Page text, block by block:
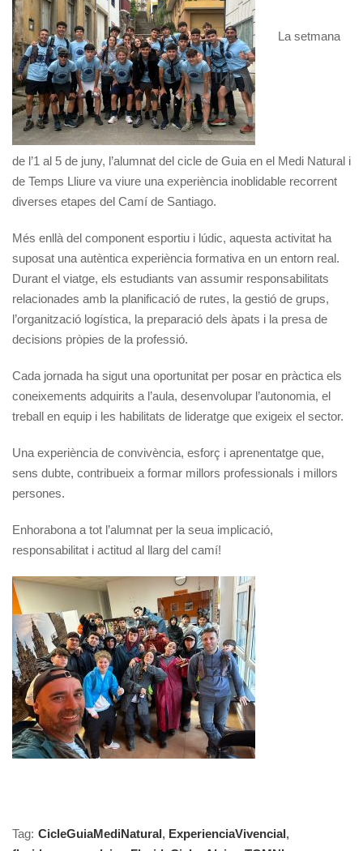
La setmana
de l’1 al 5 de juny, l’alumnat del cicle de Guia en el Medi Natural i
de Temps Lliure va viure una experiència inoblidable recorrent
diverses etapes del Camí de Santiago.
Més enllà del component esportiu i lúdic, aquesta activitat ha
suposat una autèntica experiència formativa en un entorn real.
Durant el viatge, els estudiants van assumir responsabilitats
relacionades amb la planificació de rutes, la gestió de grups,
l’organització logística, la preparació dels àpats i la presa de
decisions pròpies de la professió.
Cada jornada ha sigut una oportunitat per posar en pràctica els
coneixements adquirits a l’aula, desenvolupar l’autonomia, el
treball en equip i les habilitats de lideratge que exigeix el sector.
Una experiència de convivència, esforç i aprenentatge que,
sens dubte, contribueix a formar millors professionals i millors
persones.
Enhorabona a tot l’alumnat per la seua implicació,
responsabilitat i actitud al llarg del camí!
Tag: CicleGuiaMediNatural, ExperienciaVivencial,